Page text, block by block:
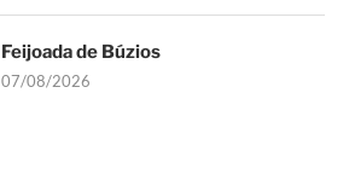
Feijoada de Búzios
07/08/2026